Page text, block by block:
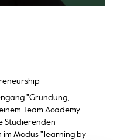
"Gründung,
Team Academy
Studierenden
im Modus "learning by